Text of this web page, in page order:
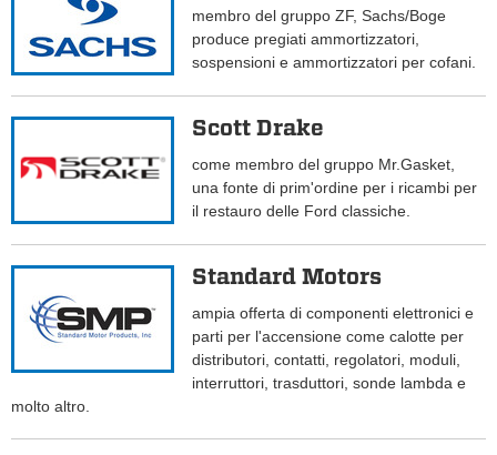
membro del gruppo ZF, Sachs/Boge
produce pregiati ammortizzatori,
sospensioni e ammortizzatori per cofani.
Scott Drake
come membro del gruppo Mr.Gasket,
una fonte di prim'ordine per i ricambi per
il restauro delle Ford classiche.
Standard Motors
ampia offerta di componenti elettronici e
parti per l'accensione come calotte per
distributori, contatti, regolatori, moduli,
interruttori, trasduttori, sonde lambda e
molto altro.